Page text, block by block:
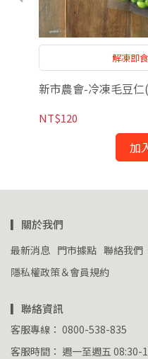
解凍即
新市農會-冷凍毛豆
NT$120
加
▎關於我們
最新消息 門市據點 聯絡我們
隱私權政策＆會員規約
▎聯絡資訊
客服專線： 0800-538-835
客服時間： 週一至週五 08:30-